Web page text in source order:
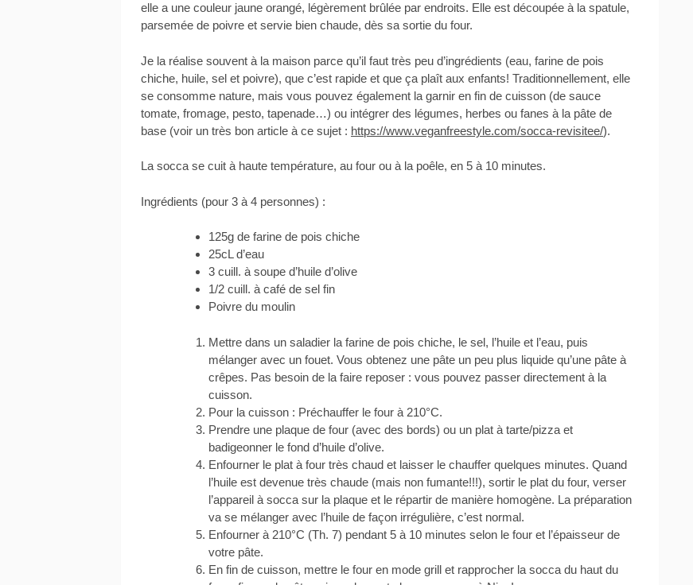
elle a une couleur jaune orangé, légèrement brûlée par endroits. Elle est découpée à la spatule,
parsemée de poivre et servie bien chaude, dès sa sortie du four.
Je la réalise souvent à la maison parce qu’il faut très peu d’ingrédients (eau, farine de pois
chiche, huile, sel et poivre), que c’est rapide et que ça plaît aux enfants! Traditionnellement, elle
se consomme nature, mais vous pouvez également la garnir en fin de cuisson (de sauce
tomate, fromage, pesto, tapenade…) ou intégrer des légumes, herbes ou fanes à la pâte de
base (voir un très bon article à ce sujet : https://www.veganfreestyle.com/socca-revisitee/).
La socca se cuit à haute température, au four ou à la poêle, en 5 à 10 minutes.
Ingrédients (pour 3 à 4 personnes) :
125g de farine de pois chiche
25cL d’eau
3 cuill. à soupe d’huile d’olive
1/2 cuill. à café de sel fin
Poivre du moulin
Mettre dans un saladier la farine de pois chiche, le sel, l’huile et l’eau, puis
mélanger avec un fouet. Vous obtenez une pâte un peu plus liquide qu’une pâte à
crêpes. Pas besoin de la faire reposer : vous pouvez passer directement à la
cuisson.
Pour la cuisson : Préchauffer le four à 210°C.
Prendre une plaque de four (avec des bords) ou un plat à tarte/pizza et
badigeonner le fond d’huile d’olive.
Enfourner le plat à four très chaud et laisser le chauffer quelques minutes. Quand
l’huile est devenue très chaude (mais non fumante!!!), sortir le plat du four, verser
l’appareil à socca sur la plaque et le répartir de manière homogène. La préparation
va se mélanger avec l’huile de façon irrégulière, c’est normal.
Enfourner à 210°C (Th. 7) pendant 5 à 10 minutes selon le four et l’épaisseur de
votre pâte.
En fin de cuisson, mettre le four en mode grill et rapprocher la socca du haut du